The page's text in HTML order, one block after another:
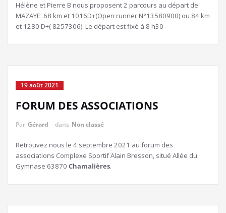
Hélène et Pierre B nous proposent 2 parcours au départ de
MAZAYE. 68 km et 1016D+(Open runner N°13580900) ou 84 km
et 1280 D+( 8257306). Le départ est fixé à 8 h30
19 août 2021
FORUM DES ASSOCIATIONS
Par Gérard dans Non classé
Retrouvez nous le 4 septembre 2021 au forum des
associations Complexe Sportif Alain Bresson, situé Allée du
Gymnase 63870 Chamalières.